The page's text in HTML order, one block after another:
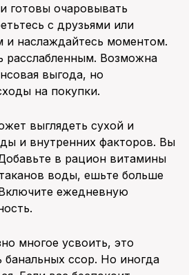
готовы очаровывать
с друзьями или
и наслаждайтесь моментом.
расслабленным. Возможна
выгода, но
на покупки.
выглядеть сухой и
и внутренних факторов. Вы
в рацион витамины
воды, ешьте больше
ежедневную
многое усвоить, это
банальных ссор. Но иногда